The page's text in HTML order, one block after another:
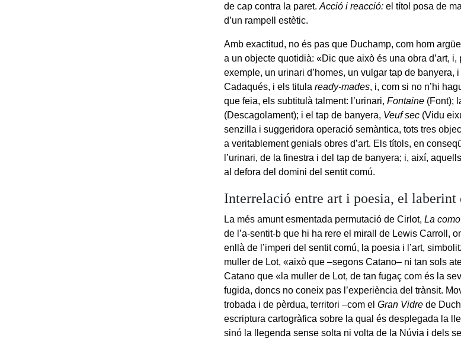
de cap contra la paret.Acció i reacció: el títol posa de
d’un rampell estètic.
Amb exactitud, no és pas que Duchamp, com hom
a un objecte quotidià: «Dic que això és una obra d’art,
exemple, un urinari d’homes, un vulgar tap de banyera,
Cadaqués, i els titulaready-mades, i, com si no n’hi
que feia, els subtitulà talment: l’urinari,Fontaine (Font);
(Descagolament); i el tap de banyera, Veuf sec (Vidu
senzilla i suggeridora operació semàntica, tots tres
a veritablement genials obres d’art. Els títols, en
l’urinari, de la finestra i del tap de banyera; i, així,
al defora del domini del sentit comú.
Interrelació entre art i poesia, el laberint
La més amunt esmentada permutació de Cirlot,La
de l’a-sentit-b que hi ha rere el mirall de Lewis Carroll,
enllà de l’imperi del sentit comú, la poesia i l’art,
muller de Lot, «això que –segons Catano– ni tan sols
Catano que «la muller de Lot, de tan fugaç com és la
fugida, doncs no coneix pas l’experiència del trànsit.
trobada i de pèrdua, territori –com elGran Vidre de
escriptura cartogràfica sobre la qual és desplegada la
sinó la llegenda sense solta ni volta de la Núvia i dels